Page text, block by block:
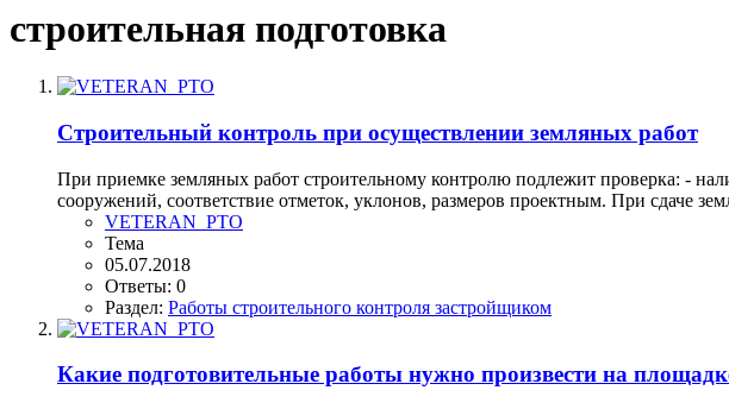
строительная подготовка
Строительный контроль при осуществлении земляных работ
При приемке земляных работ строительному контролю подлежит проверка: -
сооружений, соответствие отметок, уклонов, размеров проектным. При сдаче
VETERAN_PTO
Тема
05.07.2018
Ответы: 0
Раздел: Работы строительного контроля застройщиком
Какие подготовительные работы нужно произвести на